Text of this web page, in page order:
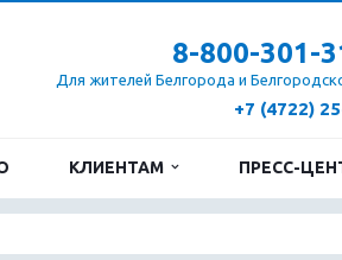
8-800-301-
Для жителей Белгорода и
+7 (4722)
КЛИЕНТАМ ПРЕСС-